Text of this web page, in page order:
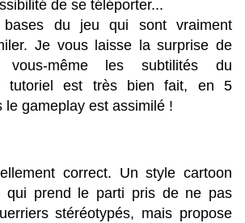
de se téléporter...
du jeu qui sont vraiment
Je vous laisse la surprise de
vous-même les subtilités du
tutoriel est très bien fait, en 5
le gameplay est assimilé !
correct. Un style cartoon
qui prend le parti pris de ne pas
stéréotypés, mais propose